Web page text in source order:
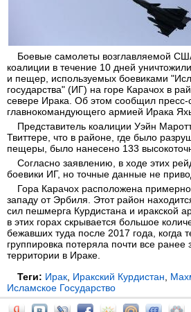
Боевые самолеты возглавляемой
коалиции в течение 10 дней
и пещер, используемых боевиками
государства" (ИГ) на горе Карачох в
севере Ирака. Об этом сообщил пресс-
главнокомандующего армией Ирака
Представитель коалиции Уэйн
Твиттере, что в районе, где было
пещеры, было нанесено 133
Согласно заявлению, в ходе этих
боевики ИГ, но точные данные не
Гора Карачох расположена
западу от Эрбиля. Этот район
сил пешмерга Курдистана и иракской
в этих горах скрывается большое
бежавших туда после 2017 года, когда
группировка потеряла почти все ранее
территории в Ираке.
Теги: Ирак Иракский Курдистан
Исламское Государство